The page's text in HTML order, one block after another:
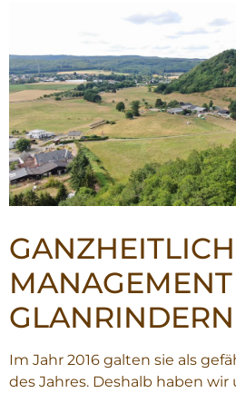
GLANRINDERN
Im Jahr 2016 galten sie als
des Jahres. Deshalb haben